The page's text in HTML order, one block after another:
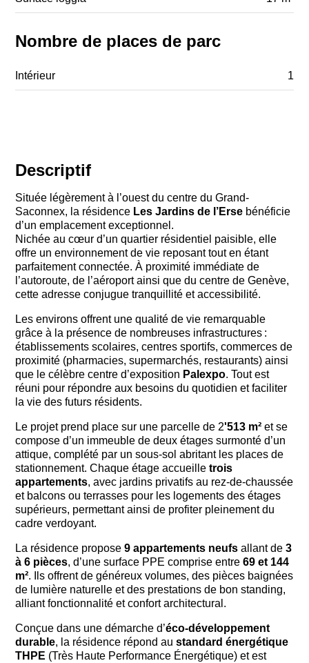
Descriptif
Située légèrement à l’ouest du centre du Grand-
Saconnex, la résidence Les Jardins de l’Erse bénéficie
d’un emplacement exceptionnel.
Nichée au cœur d’un quartier résidentiel paisible, elle
offre un environnement de vie reposant tout en étant
parfaitement connectée. À proximité immédiate de
l’autoroute, de l’aéroport ainsi que du centre de Genève,
cette adresse conjugue tranquillité et accessibilité.
Les environs offrent une qualité de vie remarquable
grâce à la présence de nombreuses infrastructures :
établissements scolaires, centres sportifs, commerces de
proximité (pharmacies, supermarchés, restaurants) ainsi
que le célèbre centre d’exposition Palexpo. Tout est
réuni pour répondre aux besoins du quotidien et faciliter
la vie des futurs résidents.
Le projet prend place sur une parcelle de 2'513 m² et se
compose d’un immeuble de deux étages surmonté d’un
attique, complété par un sous-sol abritant les places de
stationnement. Chaque étage accueilletrois
appartements, avec jardins privatifs au rez-de-chaussée
et balcons ou terrasses pour les logements des étages
supérieurs, permettant ainsi de profiter pleinement du
cadre verdoyant.
La résidence propose9 appartements neufs allant de3
à 6 pièces, d’une surface PPE comprise entre69 et 144
m². Ils offrent de généreux volumes, des pièces baignées
de lumière naturelle et des prestations de bon standing,
alliant fonctionnalité et confort architectural.
Conçue dans une démarche d’éco-développement
durable, la résidence répond austandard énergétique
THPE (Très Haute Performance Énergétique) et est
Nombre de places de parc
Intérieur 1